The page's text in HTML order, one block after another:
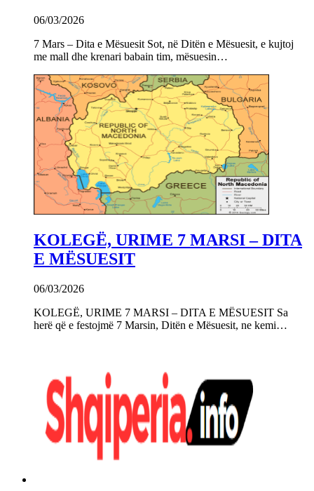
06/03/2026
7 Mars – Dita e Mësuesit Sot, në Ditën e Mësuesit, e kujtoj
me mall dhe krenari babain tim, mësuesin…
KOLEGË, URIME 7 MARSI – DITA
E MËSUESIT
06/03/2026
KOLEGË, URIME 7 MARSI – DITA E MËSUESIT Sa
herë që e festojmë 7 Marsin, Ditën e Mësuesit, ne kemi…